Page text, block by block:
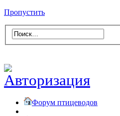
Пропустить
Форум птицеводов